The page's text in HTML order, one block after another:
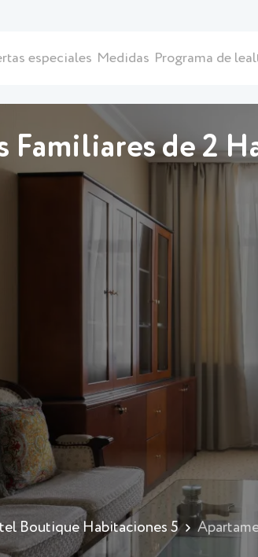
especiales Medidas Programa de
Familiares de 2
Boutique Habitaciones 5